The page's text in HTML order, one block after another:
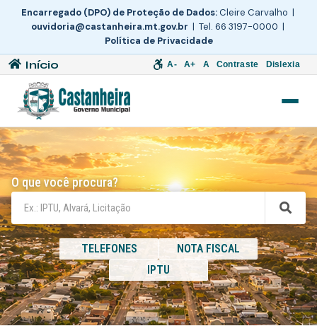
Encarregado (DPO) de Proteção de Dados:Cleire Carvalho |
ouvidoria@castanheira.mt.gov.br | Tel. 66 3197-0000 |
Política de Privacidade
Início A- A+ A Contraste Dislexia
O que você procura?
TELEFONES
NOTA FISCAL
IPTU